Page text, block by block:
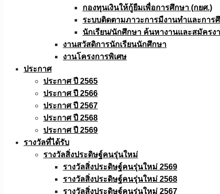
กองทุนเงินให้กู้ยืมเพื่อการศึกษา (กยศ.)
ระบบติดตามภาวะการมีงานทำและการ
นักเรียน/นักศึกษา ค้นหางานและสมัครง
งานสวัสดิการนักเรียนนักศึกษา
งานโครงการพิเศษ
ประกาศ
ประกาศ ปี 2565
ประกาศ ปี 2566
ประกาศ ปี 2567
ประกาศ ปี 2568
ประกาศ ปี 2569
รางวัลที่ได้รับ
รางวัลสิ่งประดิษฐ์คนรุ่นใหม่
รางวัลสิ่งประดิษฐ์คนรุ่นใหม่ 2569
รางวัลสิ่งประดิษฐ์คนรุ่นใหม่ 2568
รางวัลสิ่งประดิษฐ์คนรุ่นใหม่ 2567